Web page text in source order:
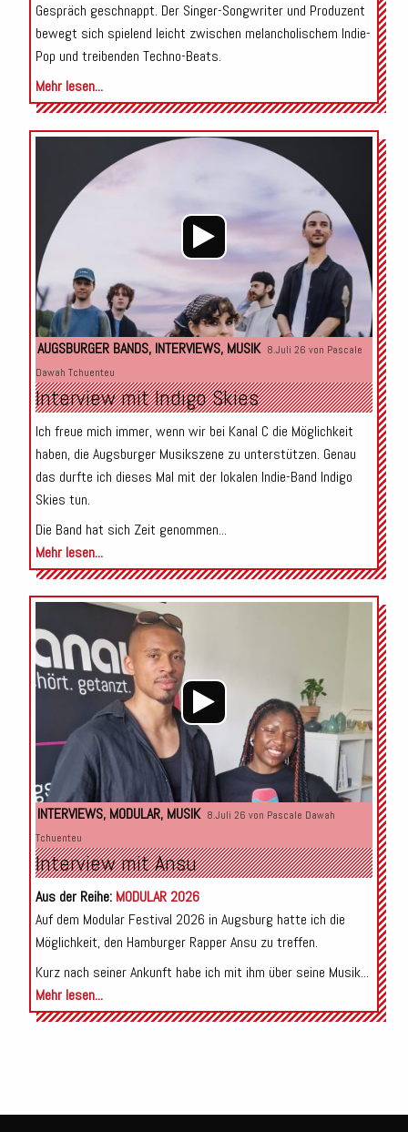
Gespräch geschnappt. Der Singer-Songwriter und Produzent
bewegt sich spielend leicht zwischen melancholischem Indie-
Pop und treibenden Techno-Beats.
Mehr lesen...
Audio-
Player
AUGSBURGER BANDS, INTERVIEWS, MUSIK 8.Juli 26 von Pascale
Dawah Tchuenteu
Interview mit Indigo Skies
Ich freue mich immer, wenn wir bei Kanal C die Möglichkeit
haben, die Augsburger Musikszene zu unterstützen. Genau
das durfte ich dieses Mal mit der lokalen Indie-Band Indigo
Skies tun.
Die Band hat sich Zeit genommen...
Mehr lesen...
Audio-
Player
INTERVIEWS, MODULAR, MUSIK 8.Juli 26 von Pascale Dawah
Tchuenteu
Interview mit Ansu
Aus der Reihe: MODULAR 2026
Auf dem Modular Festival 2026 in Augsburg hatte ich die
Möglichkeit, den Hamburger Rapper Ansu zu treffen.
Kurz nach seiner Ankunft habe ich mit ihm über seine Musik...
Mehr lesen...